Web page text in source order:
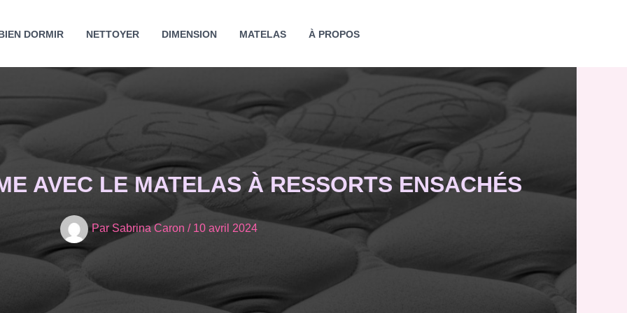
DORMIR NETTOYER DIMENSION MATELAS À PROPOS
AVEC LE MATELAS À RESSORTS ENSACHÉS
Par Sabrina Caron / 10 avril 2024